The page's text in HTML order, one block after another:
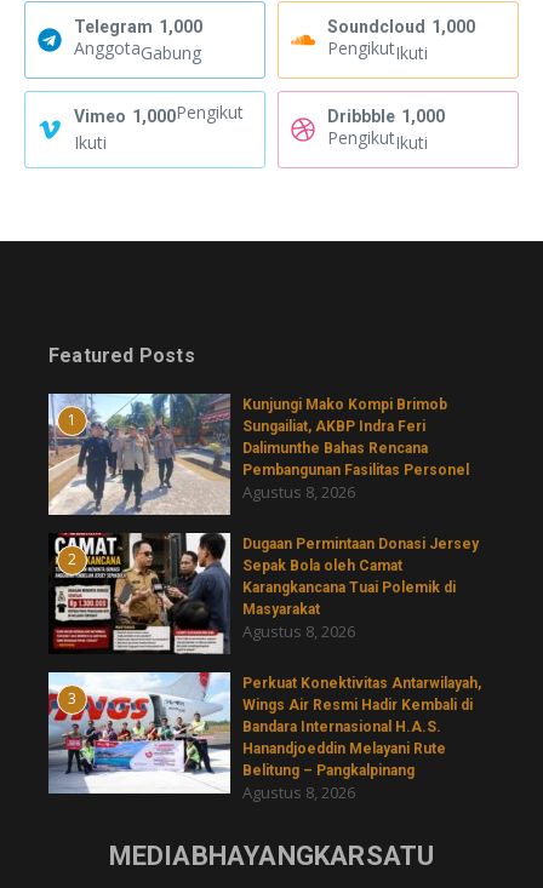
Telegram 1,000
AnggotaGabung
Soundcloud 1,000
PengikutIkuti
Vimeo 1,000Pengikut
Ikuti
Dribbble 1,000
PengikutIkuti
Featured Posts
1
Kunjungi Mako Kompi Brimob
Sungailiat, AKBP Indra Feri
Dalimunthe Bahas Rencana
Pembangunan Fasilitas Personel
Agustus 8, 2026
2
‎Dugaan Permintaan Donasi Jersey
Sepak Bola oleh Camat
Karangkancana Tuai Polemik di
Masyarakat
Agustus 8, 2026
3
Perkuat Konektivitas Antarwilayah,
Wings Air Resmi Hadir Kembali di
Bandara Internasional H.A.S.
Hanandjoeddin Melayani Rute
Belitung – Pangkalpinang
Agustus 8, 2026
MEDIABHAYANGKARSATU